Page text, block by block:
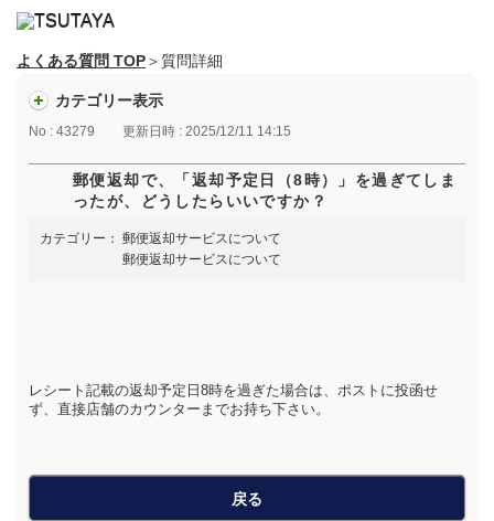
よくある質問 TOP＞質問詳細
カテゴリー表示
No : 43279 更新日時 : 2025/12/11 14:15
郵便返却で、「返却予定日（8時）」を過ぎてしま
ったが、どうしたらいいですか？
カテゴリー： 郵便返却サービスについて
郵便返却サービスについて
レシート記載の返却予定日8時を過ぎた場合は、ポストに投函せ
ず、直接店舗のカウンターまでお持ち下さい。
戻る